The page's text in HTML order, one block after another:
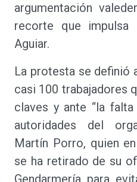
argumentación
recorte que impulsa
Aguiar.
La protesta se definió
casi 100 trabajadores
claves y ante “la
autoridades del
Martín Porro, quien
se ha retirado de su
Gendarmería para